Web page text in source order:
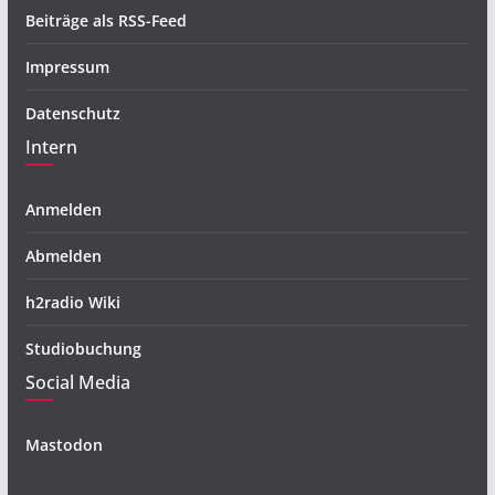
Beiträge als RSS-Feed
Impressum
Datenschutz
Intern
Anmelden
Abmelden
h2radio Wiki
Studiobuchung
Social Media
Mastodon